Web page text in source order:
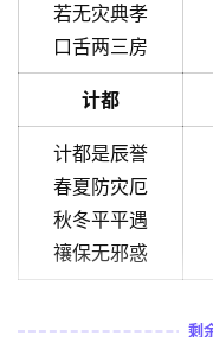
若无灾典孝
口舌两三房
计都
计都是辰誉
春夏防灾厄
秋冬平平遇
禳保无邪惑
剩